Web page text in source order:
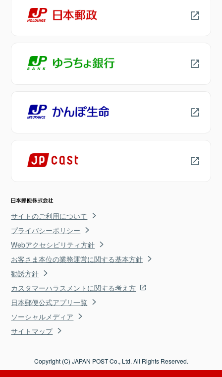
サイトのご利用について
プライバシーポリシー
Webアクセシビリティ方針
お客さま本位の業務運営に関する基本方針
勧誘方針
カスタマーハラスメントに関する考え方
日本郵便公式アプリ一覧
ソーシャルメディア
サイトマップ
Copyright (C) JAPAN POST Co., Ltd. All Rights Reserved.